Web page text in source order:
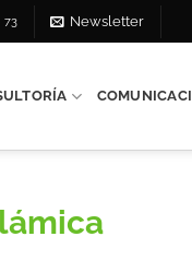
73 Newsletter